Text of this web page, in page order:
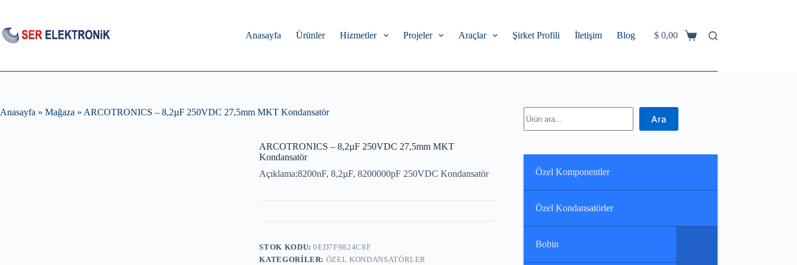
content
Anasayfa
Ürünler Hizmetler Projeler Araçlar Şirket Profili İletişim Blog
Shopping
$ 0,00
Anasayfa » Mağaza » ARCOTRONICS – 8,2µF 250VDC 27,5mm MKT Kondansatör
ARCOTRONICS – 8,2µF 250VDC 27,5mm MKT
Kondansatör
Açıklama:8200nF, 8,2µF, 8200000pF 250VDC Kondansatör
STOK KODU:0ED7F9824C8F
KATEGORILER: ÖZEL KONDANSATÖRLER
Ara
Özel Komponentler
Özel Kondansatörler
Bobin